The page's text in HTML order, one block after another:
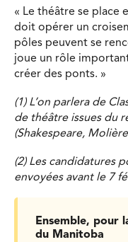
« Le théâtre se place
doit opérer un
pôles peuvent se
joue un rôle
créer des ponts. »
(1) L’on parlera de
de théâtre issues du
(Shakespeare,
(2) Les candidatures
envoyées avant le 7
Ensemble, pour
du Manitoba